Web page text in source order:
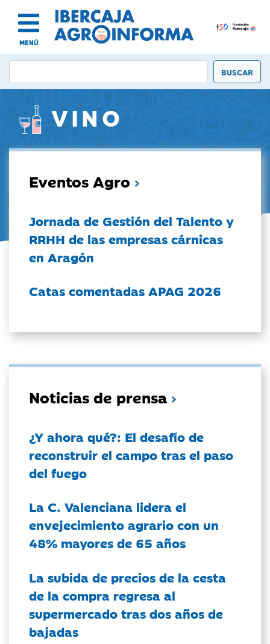
MENÚ
VINO
Eventos Agro
Jornada de Gestión del Talento y
RRHH de las empresas cárnicas
en Aragón
Catas comentadas APAG 2026
Noticias de prensa
¿Y ahora qué?: El desafío de
reconstruir el campo tras el paso
del fuego
La C. Valenciana lidera el
envejecimiento agrario con un
48% mayores de 65 años
La subida de precios de la cesta
de la compra regresa al
supermercado tras dos años de
bajadas